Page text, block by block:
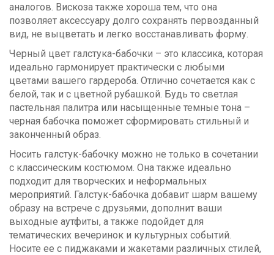
аналогов. Вискоза также хороша тем, что она
позволяет аксессуару долго сохранять первозданный
вид, не выцветать и легко восстанавливать форму.
Черный цвет галстука-бабочки – это классика, которая
идеально гармонирует практически с любыми
цветами вашего гардероба. Отлично сочетается как с
белой, так и с цветной рубашкой. Будь то светлая
пастельная палитра или насыщенные темные тона –
черная бабочка поможет сформировать стильный и
законченный образ.
Носить галстук-бабочку можно не только в сочетании
с классическим костюмом. Она также идеально
подходит для творческих и неформальных
мероприятий. Галстук-бабочка добавит шарм вашему
образу на встрече с друзьями, дополнит ваши
выходные аутфиты, а также подойдет для
тематических вечеринок и культурных событий.
Носите ее с пиджаками и жакетами различных стилей,